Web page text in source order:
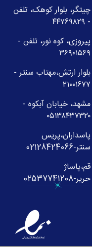
چیتگر، بلوار کوهک، تلفن
- ۴۴۷۶۹۸۲۹
پیروزی، کوه نور، تلفن -
۳۶۹۰۱۵۶۹
بلوار ارتش،مهتاب سنتر -
۲۱۰۰۱۶۷۷
مشهد، خیابان آبکوه -
۰۵۱۳۸۴۳۷۳۲۰
پاسداران،پریس
سنتر-02128424066
قم،پاساژ
حریر-02537741208